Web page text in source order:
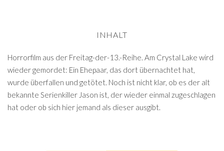
INHALT
Horrorfilm aus der Freitag-der-13.-Reihe. Am Crystal Lake wird
wieder gemordet: Ein Ehepaar, das dort übernachtet hat,
wurde überfallen und getötet. Noch ist nicht klar, ob es der alt
bekannte Serienkiller Jason ist, der wieder einmal zugeschlagen
hat oder ob sich hier jemand als dieser ausgibt.